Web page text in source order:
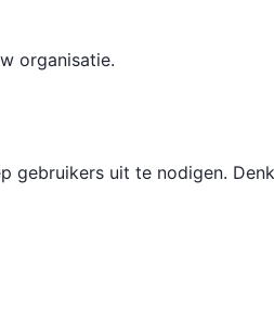
organisatie.
gebruikers uit te nodigen.